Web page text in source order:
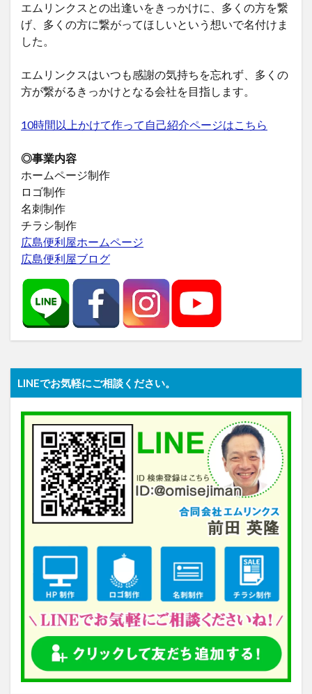
エムリンクスとの出逢いをきっかけに、多くの方を繋
げ、多くの方に繋がってほしいという想いで名付けま
した。
エムリンクスはいつも感謝の気持ちを忘れず、多くの
方が繋がるきっかけとなる会社を目指します。
10時間以上かけて作って自己紹介ページはこちら
◎事業内容
ホームページ制作
ロゴ制作
名刺制作
チラシ制作
広島便利屋ホームページ
広島便利屋ブログ
LINEでお気軽にご相談ください。